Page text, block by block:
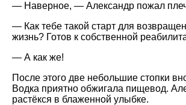
— Наверное, — Александр пожал
— Как тебе такой старт для
жизнь? Готов к собственной
— А как же!
После этого две небольшие стопки
Водка приятно обжигала пищевод.
растёкся в блаженной улыбке.